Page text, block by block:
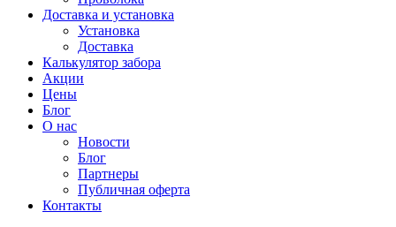
Доставка и установка
Установка
Доставка
Калькулятор забора
Акции
Цены
Блог
О нас
Новости
Блог
Партнеры
Публичная оферта
Контакты